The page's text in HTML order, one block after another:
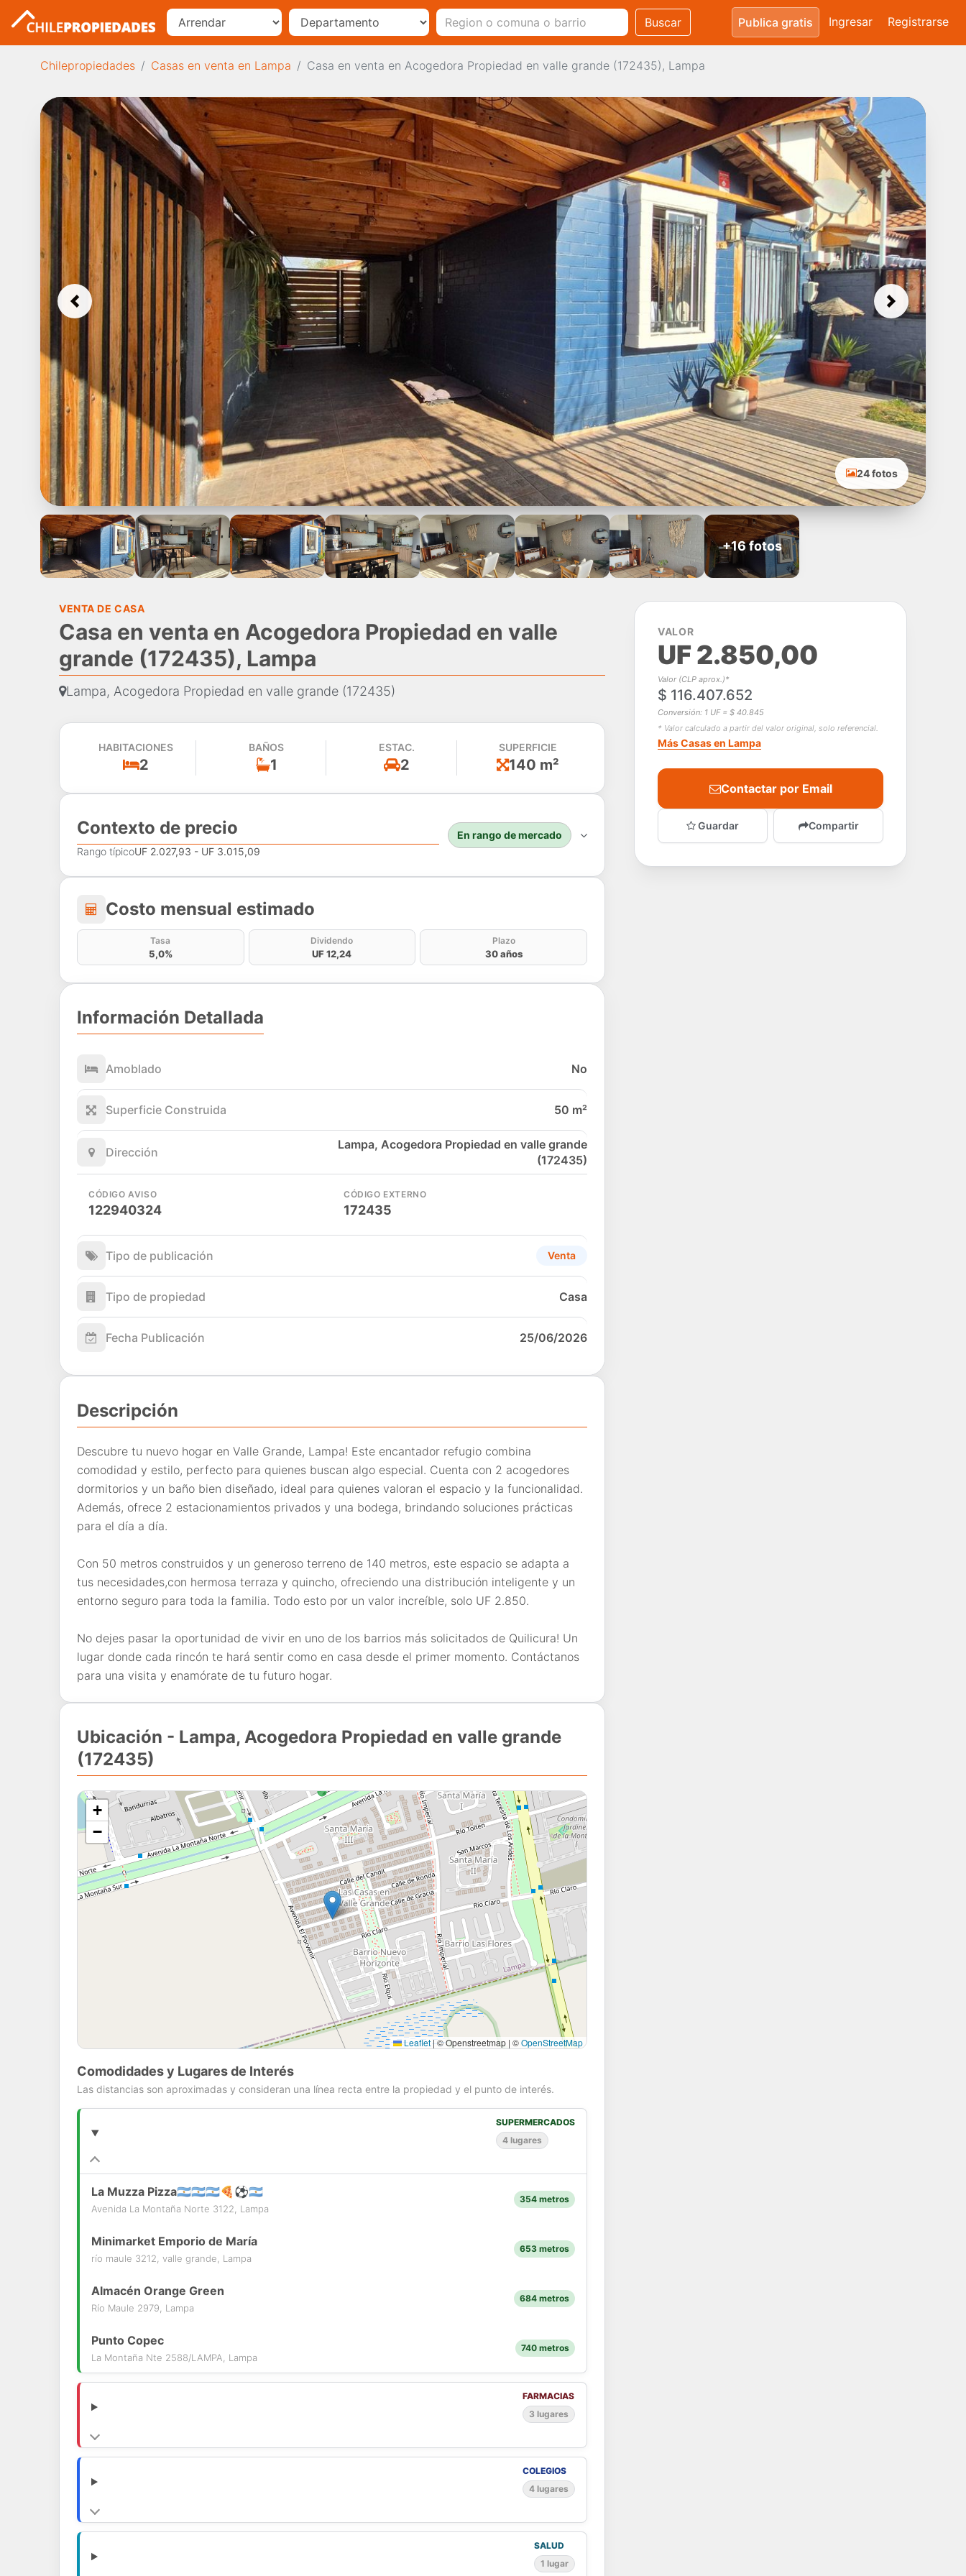
Buscar Publica gratis Ingresar Registrarse
Chilepropiedades Casas en venta en Lampa Casa en venta en Acogedora Propiedad en valle grande (172435), Lampa
Previous Next
24 fotos
+16 fotos
VENTA DE CASA
Casa en venta en Acogedora Propiedad en valle
grande (172435), Lampa
Lampa, Acogedora Propiedad en valle grande (172435)
HABITACIONES
2
BAÑOS
1
ESTAC.
2
SUPERFICIE
140 m²
Contexto de precio
Rango típicoUF 2.027,93 - UF 3.015,09
En rango de mercado
Costo mensual estimado
Costo mensual estimado
Tasa
5,0%
Dividendo
UF 12,24
Plazo
30 años
Información Detallada
Amoblado No
Superficie Construida 50 m²
Dirección
Lampa, Acogedora Propiedad en valle grande
(172435)
CÓDIGO AVISO
122940324
CÓDIGO EXTERNO
172435
Tipo de publicación Venta
Tipo de propiedad Casa
Fecha Publicación 25/06/2026
Descripción
Descubre tu nuevo hogar en Valle Grande, Lampa! Este encantador refugio combina
comodidad y estilo, perfecto para quienes buscan algo especial. Cuenta con 2 acogedores
dormitorios y un baño bien diseñado, ideal para quienes valoran el espacio y la funcionalidad.
Además, ofrece 2 estacionamientos privados y una bodega, brindando soluciones prácticas
para el día a día.
Con 50 metros construidos y un generoso terreno de 140 metros, este espacio se adapta a
tus necesidades,con hermosa terraza y quincho, ofreciendo una distribución inteligente y un
entorno seguro para toda la familia. Todo esto por un valor increíble, solo UF 2.850.
No dejes pasar la oportunidad de vivir en uno de los barrios más solicitados de Quilicura! Un
lugar donde cada rincón te hará sentir como en casa desde el primer momento. Contáctanos
para una visita y enamórate de tu futuro hogar.
Ubicación - Lampa, Acogedora Propiedad en valle grande
(172435)
+
−
Leaflet|© Openstreetmap | ©OpenStreetMap
Comodidades y Lugares de Interés
Las distancias son aproximadas y consideran una línea recta entre la propiedad y el punto de interés.
SUPERMERCADOS
4 lugares
La Muzza Pizza🇦🇷🇦🇷🇦🇷🍕⚽️🇦🇷
Avenida La Montaña Norte 3122, Lampa
354 metros
Minimarket Emporio de María
río maule 3212, valle grande, Lampa
653 metros
Almacén Orange Green
Río Maule 2979, Lampa
684 metros
Punto Copec
La Montaña Nte 2588/LAMPA, Lampa
740 metros
FARMACIAS
3 lugares
COLEGIOS
4 lugares
SALUD
1 lugar
VALOR
UF 2.850,00
Valor (CLP aprox.)*
$ 116.407.652
Conversión: 1 UF = $ 40.845
* Valor calculado a partir del valor original, solo referencial.
Más Casas en Lampa
Contactar por Email
Guardar Compartir